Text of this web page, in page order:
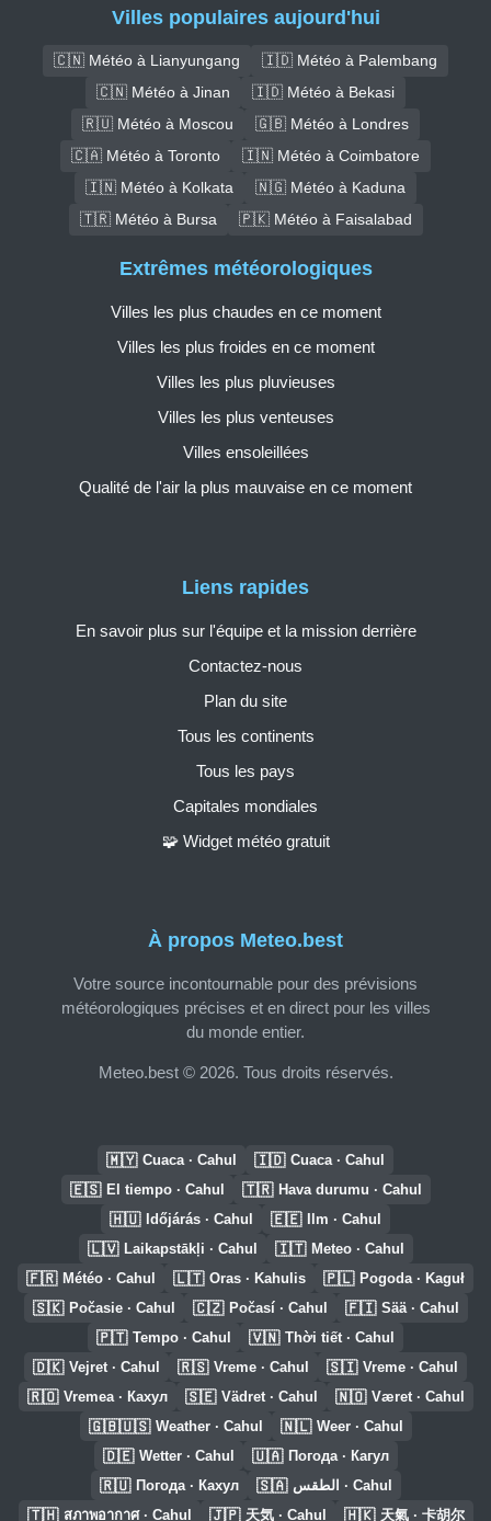
Villes populaires aujourd'hui
🇨🇳 Météo à Lianyungang
🇮🇩 Météo à Palembang
🇨🇳 Météo à Jinan
🇮🇩 Météo à Bekasi
🇷🇺 Météo à Moscou
🇬🇧 Météo à Londres
🇨🇦 Météo à Toronto
🇮🇳 Météo à Coimbatore
🇮🇳 Météo à Kolkata
🇳🇬 Météo à Kaduna
🇹🇷 Météo à Bursa
🇵🇰 Météo à Faisalabad
À propos Meteo.best
Votre source incontournable pour des prévisions
météorologiques précises et en direct pour les villes
du monde entier.
Meteo.best © 2026. Tous droits réservés.
Liens rapides
En savoir plus sur l'équipe et la mission derrière
Contactez-nous
Plan du site
Tous les continents
Tous les pays
Capitales mondiales
🧩 Widget météo gratuit
Extrêmes météorologiques
Villes les plus chaudes en ce moment
Villes les plus froides en ce moment
Villes les plus pluvieuses
Villes les plus venteuses
Villes ensoleillées
Qualité de l'air la plus mauvaise en ce moment
🇲🇾 Cuaca · Cahul 🇮🇩 Cuaca · Cahul
🇪🇸 El tiempo · Cahul 🇹🇷 Hava durumu · Cahul
🇭🇺 Időjárás · Cahul 🇪🇪 Ilm · Cahul
🇱🇻 Laikapstākļi · Cahul 🇮🇹 Meteo · Cahul
🇫🇷 Météo · Cahul 🇱🇹 Oras · Kahulis 🇵🇱 Pogoda · Kaguł
🇸🇰 Počasie · Cahul 🇨🇿 Počasí · Cahul 🇫🇮 Sää · Cahul
🇵🇹 Tempo · Cahul 🇻🇳 Thời tiết · Cahul
🇩🇰 Vejret · Cahul 🇷🇸 Vreme · Cahul 🇸🇮 Vreme · Cahul
🇷🇴 Vremea · Кахул 🇸🇪 Vädret · Cahul 🇳🇴 Været · Cahul
🇬🇧🇺🇸 Weather · Cahul 🇳🇱 Weer · Cahul
🇩🇪 Wetter · Cahul 🇺🇦 Погода · Кагул
🇷🇺 Погода · Кахул 🇸🇦 الطقس · Cahul
🇹🇭 สภาพอากาศ · Cahul 🇯🇵 天気 · Cahul 🇭🇰 天氣 · 卡胡尔